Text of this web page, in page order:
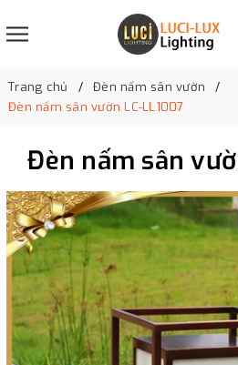
Trang chủ
Đèn nấm sân vườn
Đèn nấm sân vườn LC-LL1007
Đèn nấm sân